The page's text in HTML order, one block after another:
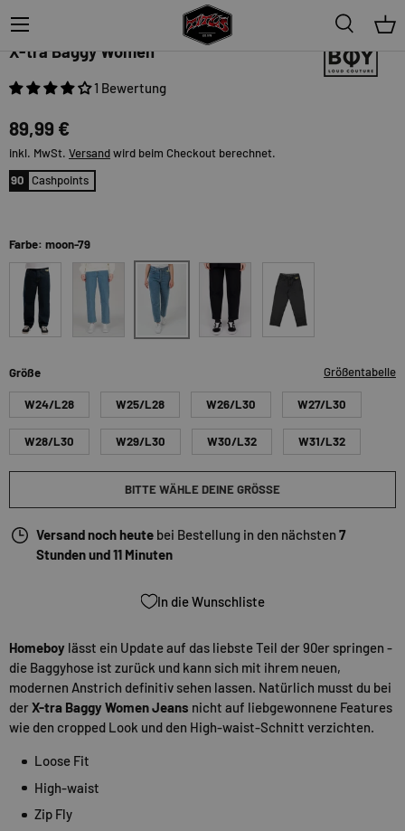
Suche
Menü
Homeboy
X-tra Baggy Women
1 Bewertung
89,99 €
inkl. MwSt. Versandwird beim Checkout berechnet.
90
Cashpoints
Farbe: moon-79
Größe Größentabelle
W24/L28 W25/L28 W26/L30 W27/L30
W28/L30 W29/L30 W30/L32 W31/L32
BITTE WÄHLE DEINE GRÖSSE
Versand noch heute bei Bestellung in den nächsten 7
Stunden und 11 Minuten
In die Wunschliste
Homeboy lässt ein Update auf das liebste Teil der 90er springen -
die Baggyhose ist zurück und kann sich mit ihrem neuen,
modernen Anstrich definitiv sehen lassen. Natürlich musst du bei
derX-tra Baggy Women Jeans nicht auf liebgewonnene Features
wie den cropped Look und den High-waist-Schnitt verzichten.
Loose Fit
High-waist
Zip Fly